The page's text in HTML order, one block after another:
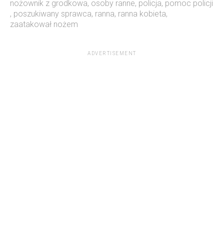
nożownik z grodkowa, osoby ranne, policja, pomoc policji
, poszukiwany sprawca, ranna, ranna kobieta,
zaatakował nożem
ADVERTISEMENT